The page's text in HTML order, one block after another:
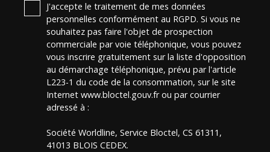
J'accepte le traitement de mes données
personnelles conformément au RGPD. Si vous ne
souhaitez pas faire l'objet de prospection
commerciale par voie téléphonique, vous pouvez
vous inscrire gratuitement sur la liste d'opposition
au démarchage téléphonique, prévu par l'article
L223-1 du code de la consommation, sur le site
Internet www.bloctel.gouv.fr ou par courrier
adressé à :
Société Worldline, Service Bloctel, CS 61311,
41013 BLOIS CEDEX.